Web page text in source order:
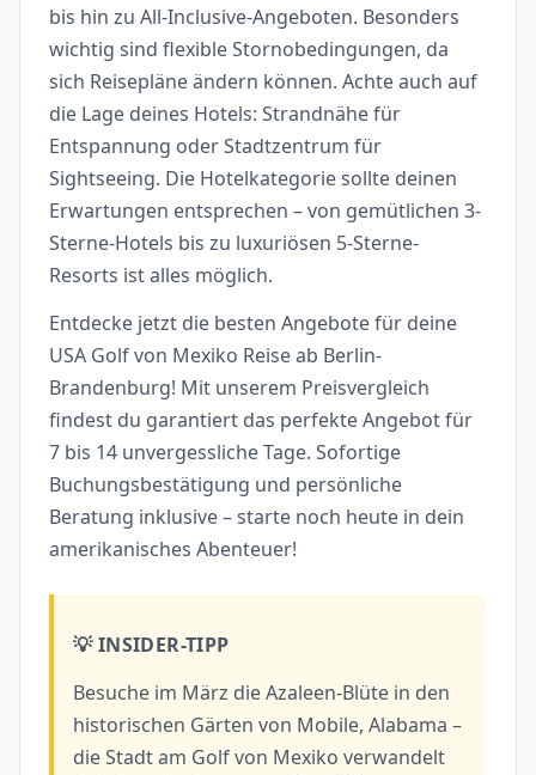
bis hin zu All-Inclusive-Angeboten. Besonders
wichtig sind flexible Stornobedingungen, da
sich Reisepläne ändern können. Achte auch auf
die Lage deines Hotels: Strandnähe für
Entspannung oder Stadtzentrum für
Sightseeing. Die Hotelkategorie sollte deinen
Erwartungen entsprechen – von gemütlichen 3-
Sterne-Hotels bis zu luxuriösen 5-Sterne-
Resorts ist alles möglich.
Entdecke jetzt die besten Angebote für deine
USA Golf von Mexiko Reise ab Berlin-
Brandenburg! Mit unserem Preisvergleich
findest du garantiert das perfekte Angebot für
7 bis 14 unvergessliche Tage. Sofortige
Buchungsbestätigung und persönliche
Beratung inklusive – starte noch heute in dein
amerikanisches Abenteuer!
💡 INSIDER-TIPP
Besuche im März die Azaleen-Blüte in den
historischen Gärten von Mobile, Alabama –
die Stadt am Golf von Mexiko verwandelt